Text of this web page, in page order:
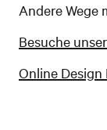
Andere Wege
Besuche
Online Design